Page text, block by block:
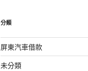
分類
屏東汽車借款
未分類